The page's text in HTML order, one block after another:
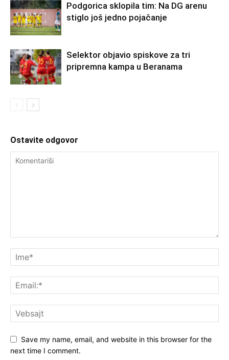
Podgorica sklopila tim: Na DG arenu
stiglo još jedno pojačanje
Selektor objavio spiskove za tri
pripremna kampa u Beranama
Ostavite odgovor
Save my name, email, and website in this browser for the
next time I comment.